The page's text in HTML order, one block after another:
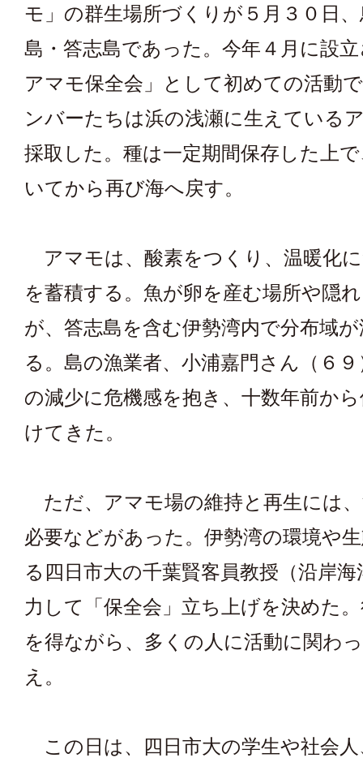
モ」の群生場所づくりが５月３０日
島・答志島であった。今年４月に設
アマモ保全会」として初めての活動
ンバーたちは浜の浅瀬に生えている
採取した。種は一定期間保存した上
いてから再び海へ戻す。
アマモは、酸素をつくり、温暖化
を蓄積する。魚が卵を産む場所や隠
が、答志島を含む伊勢湾内で分布域
る。島の漁業者、小浦嘉門さん（６
の減少に危機感を抱き、十数年前か
けてきた。
ただ、アマモ場の維持と再生には
必要などがあった。伊勢湾の環境や
る四日市大の千葉賢客員教授（沿岸
力して「保全会」立ち上げを決めた
を得ながら、多くの人に活動に関わ
え。
この日は、四日市大の学生や社会人